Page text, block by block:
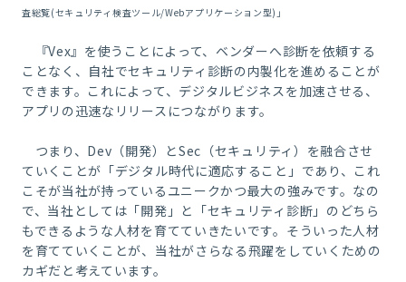
査総覧(セキュリティ検査ツール/Webアプリケーション型)」
『Vex』を使うことによって、ベンダーへ診断を依頼する
ことなく、自社でセキュリティ診断の内製化を進めることが
できます。これによって、デジタルビジネスを加速させる、
アプリの迅速なリリースにつながります。
つまり、 Dev （開発）とSec （セキュリティ）を融合させ
ていくことが「デジタル時代に適応すること」であり、これ
こそが当社が持っているユニークかつ最大の強みです。なの
で、当社としては「開発」と「セキュリティ診断」のどちら
もできるような人材を育てていきたいです。そういった人材
を育てていくことが、当社がさらなる飛躍をしていくための
カギだと考えています。